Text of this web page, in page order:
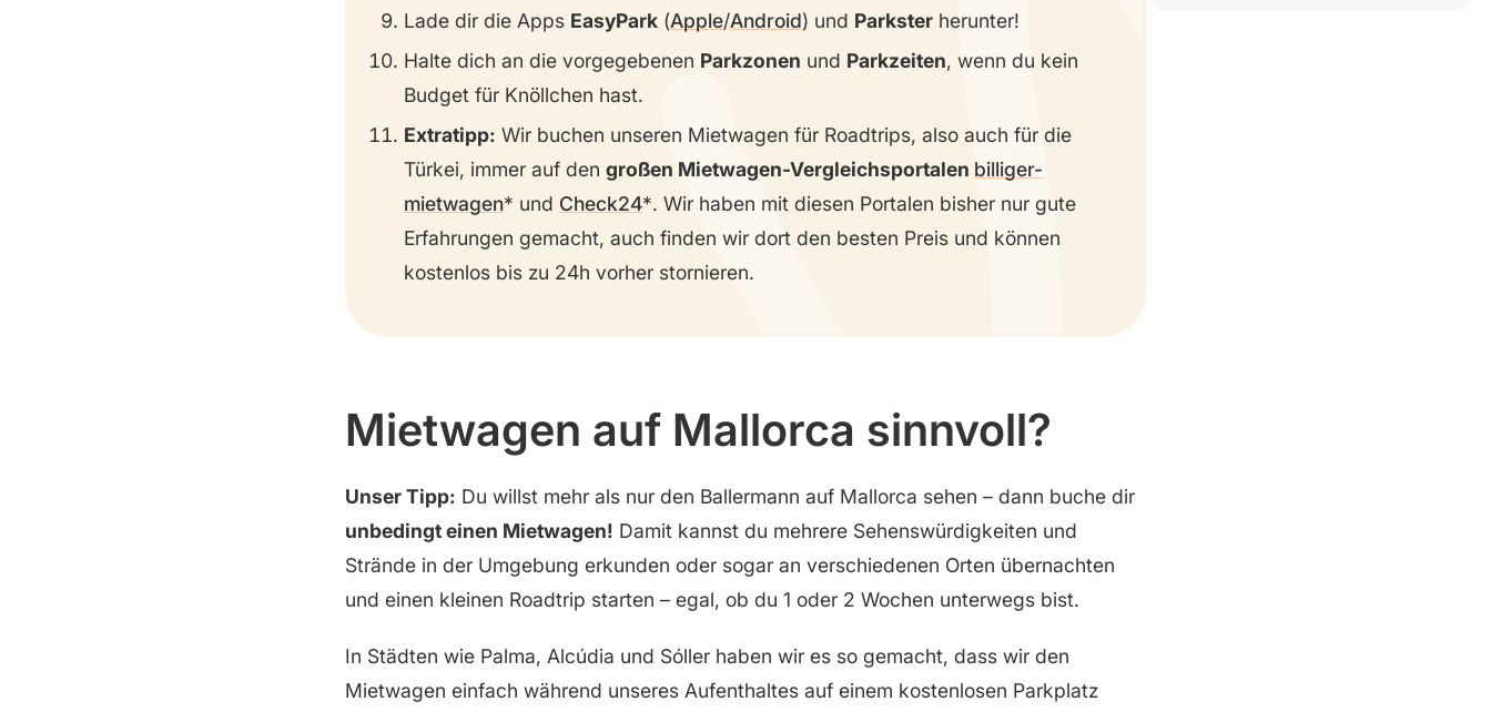
Lade dir die Apps EasyPark(Apple/Android) und Parksterherunter!
Halte dich an die vorgegebenen Parkzonen und Parkzeiten, wenn du kein
Budget für Knöllchen hast.
Extratipp: Wir buchen unseren Mietwagen für Roadtrips, also auch für die
Türkei, immer auf den großen Mietwagen-Vergleichsportalen billiger-
mietwagen
und Check24 . Wir haben mit diesen Portalen bisher nur gute
Erfahrungen gemacht, auch finden wir dort den besten Preis und können
kostenlos bis zu 24h vorher stornieren.
Mietwagen auf Mallorca sinnvoll?
Unser Tipp: Du willst mehr als nur den Ballermann auf Mallorca sehen – dann buche dir
unbedingt einen Mietwagen! Damit kannst du mehrere Sehenswürdigkeiten und
Strände in der Umgebung erkunden oder sogar an verschiedenen Orten übernachten
und einen kleinen Roadtrip starten – egal, ob du 1 oder 2 Wochen unterwegs bist.
In Städten wie Palma, Alcúdia und Sóller haben wir es so gemacht, dass wir den
Mietwagen einfach während unseres Aufenthaltes auf einem kostenlosen Parkplatz